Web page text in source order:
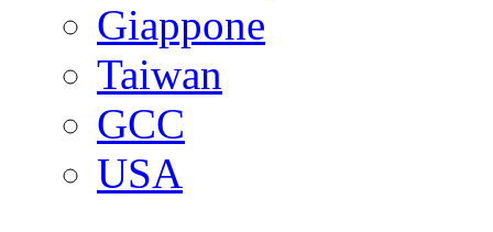
Giappone
Taiwan
GCC
USA